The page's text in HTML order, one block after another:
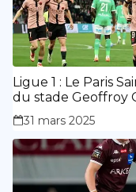
Ligue 1 : Le Paris
du stade Geoffroy
doublé de Doué.
31 mars 2025